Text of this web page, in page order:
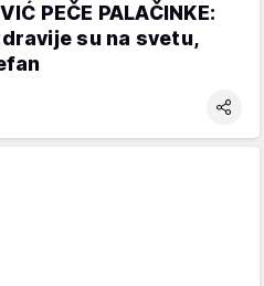
PEČE PALAČINKE:
su na svetu,